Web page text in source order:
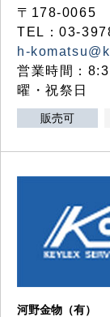
〒178-0065
TEL：03-
h-
営業時間：
曜・祝祭日
販売可
河野金物（有）